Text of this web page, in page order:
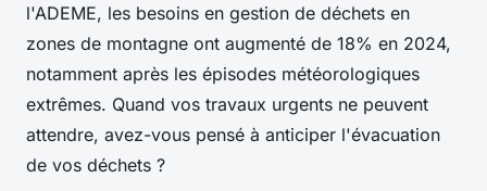
l'ADEME, les besoins en gestion de déchets en
zones de montagne ont augmenté de 18% en 2024,
notamment après les épisodes météorologiques
extrêmes. Quand vos travaux urgents ne peuvent
attendre, avez-vous pensé à anticiper l'évacuation
de vos déchets ?